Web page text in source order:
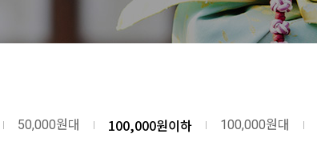
50,000원대 100,000원이하 100,000원대